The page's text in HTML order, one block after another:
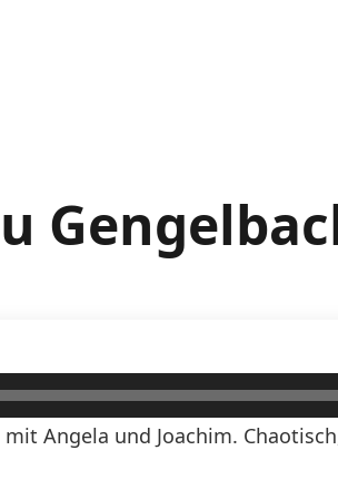
Angela und Joachim.